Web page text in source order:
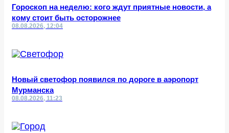
Гороскоп на неделю: кого ждут приятные новости, а
кому стоит быть осторожнее
08.08.2026, 12:04
Новый светофор появился по дороге в аэропорт
Мурманска
08.08.2026, 11:23